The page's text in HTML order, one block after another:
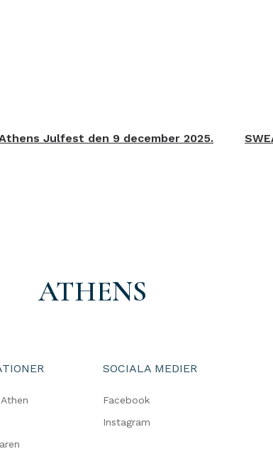
Julfest den 9 december 2025.
ATHENS
SOCIALA MEDIER
Facebook
Instagram